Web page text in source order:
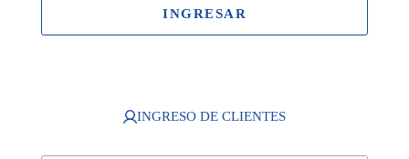
INGRESAR
INGRESO DE CLIENTES